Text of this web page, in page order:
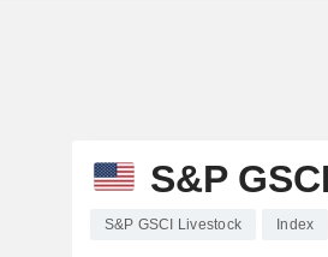
S&P
S&P GSCI Livestock Index